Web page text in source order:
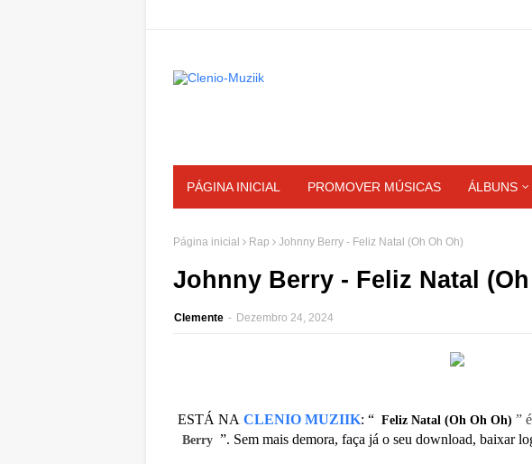
PÁGINA INICIAL PROMOVER MÚSICAS ÁLBUNS
Página inicial Rap Johnny Berry - Feliz Natal (Oh Oh Oh)
Johnny Berry - Feliz Natal
Clemente - Dezembro 24, 2024
ESTÁ NA CLENIO MUZIIK: “ Feliz Natal (Oh Oh Oh) ”
Berry ”. Sem mais demora, faça já o seu download, baixar